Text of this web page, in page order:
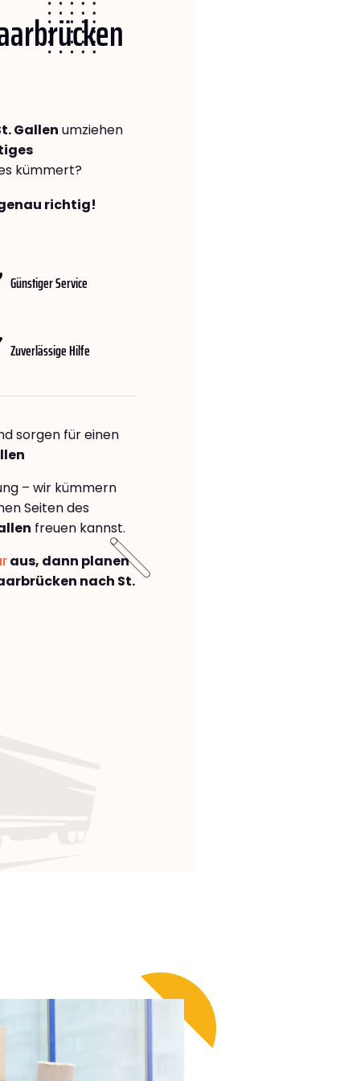
Gallen umziehen
kümmert?
richtig!
Günstiger Service
Zuverlässige Hilfe
sorgen für einen
– wir kümmern
Seiten des
freuen kannst.
aus, dann planen
nach St.